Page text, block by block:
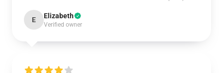
E Elizabeth
Verified owner